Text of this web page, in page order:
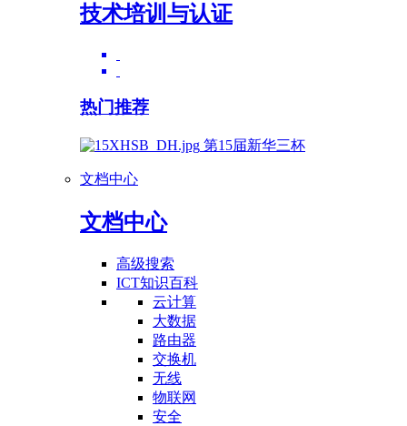
技术培训与认证
热门推荐
第15届新华三杯
文档中心
文档中心
高级搜索
ICT知识百科
云计算
大数据
路由器
交换机
无线
物联网
安全